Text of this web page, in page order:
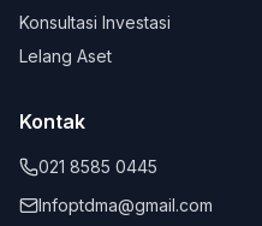
Konsultasi Investasi
Lelang Aset
Kontak
021 8585 0445
Infoptdma@gmail.com